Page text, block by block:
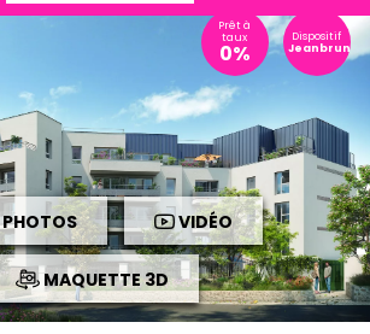
Prêt à
taux
0%
Dispositif
Jeanbrun
14 PHOTOS VIDÉO
MAQUETTE 3D